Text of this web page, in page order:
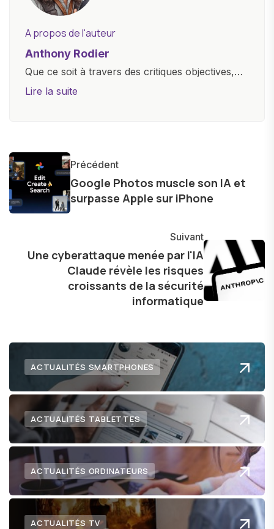
A propos de l'auteur
Anthony Rodier
Que ce soit à travers des critiques objectives,
des guides d'achat ou des analyses
lumière les aspects pratiques de ces
innovations. Mon travail consiste également à
partager des réflexions sur l'impact de la
technologie sur notre vie quotidienne et à
Lire la suite
Précédent
Google Photos muscle son IA et
surpasse Apple sur iPhone
Suivant
Une cyberattaque menée par l'IA
Claude révèle les risques
croissants de la sécurité
informatique
ACTUALITÉS SMARTPHONES
ACTUALITÉS TABLETTES
ACTUALITÉS ORDINATEURS
ACTUALITÉS TV